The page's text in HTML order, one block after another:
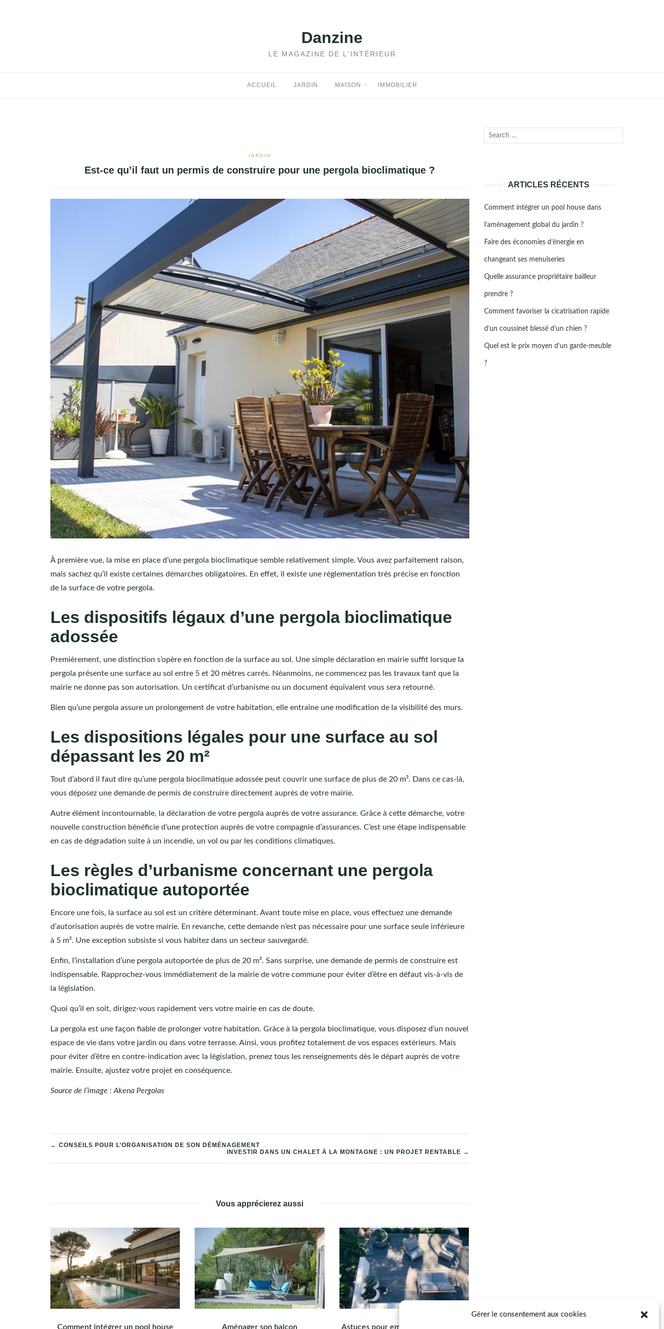
Gérer le consentement aux cookies
Danzine
LE MAGAZINE DE L'INTÉRIEUR
ACCUEIL JARDIN MAISON IMMOBILIER
JARDIN
Est-ce qu’il faut un permis de construire pour une pergola bioclimatique ?
À première vue, la mise en place d’une pergola bioclimatique semble relativement simple. Vous avez parfaitement raison,
mais sachez qu’il existe certaines démarches obligatoires. En effet, il existe une réglementation très précise en fonction
de la surface de votre pergola.
Les dispositifs légaux d’une pergola bioclimatique
adossée
Premièrement, une distinction s’opère en fonction de la surface au sol. Une simple déclaration en mairie suffit lorsque la
pergola présente une surface au sol entre 5 et 20 mètres carrés. Néanmoins, ne commencez pas les travaux tant que la
mairie ne donne pas son autorisation. Un certificat d’urbanisme ou un document équivalent vous sera retourné.
Bien qu’une pergola assure un prolongement de votre habitation, elle entraîne une modification de la visibilité des murs.
Les dispositions légales pour une surface au sol
dépassant les 20 m²
Tout d’abord il faut dire qu’une pergola bioclimatique adossée peut couvrir une surface de plus de 20 m². Dans ce cas-là,
vous déposez une demande de permis de construire directement auprès de votre mairie.
Autre élément incontournable, la déclaration de votre pergola auprès de votre assurance. Grâce à cette démarche, votre
nouvelle construction bénéficie d’une protection auprès de votre compagnie d’assurances. C’est une étape indispensable
en cas de dégradation suite à un incendie, un vol ou par les conditions climatiques.
Les règles d’urbanisme concernant une pergola
bioclimatique autoportée
Encore une fois, la surface au sol est un critère déterminant. Avant toute mise en place, vous effectuez une demande
d’autorisation auprès de votre mairie. En revanche, cette demande n’est pas nécessaire pour une surface seule inférieure
à 5 m². Une exception subsiste si vous habitez dans un secteur sauvegardé.
Enfin, l’installation d’une pergola autoportée de plus de 20 m². Sans surprise, une demande de permis de construire est
indispensable. Rapprochez-vous immédiatement de la mairie de votre commune pour éviter d’être en défaut vis-à-vis de
la législation.
Quoi qu’il en soit, dirigez-vous rapidement vers votre mairie en cas de doute.
La pergola est une façon fiable de prolonger votre habitation. Grâce à la pergola bioclimatique, vous disposez d’un nouvel
espace de vie dans votre jardin ou dans votre terrasse. Ainsi, vous profitez totalement de vos espaces extérieurs. Mais
pour éviter d’être en contre-indication avec la législation, prenez tous les renseignements dès le départ auprès de votre
mairie. Ensuite, ajustez votre projet en conséquence.
Source de l’image : Akena Pergolas
NAVIGATION
← CONSEILS POUR L’ORGANISATION DE SON DÉMÉNAGEMENT
INVESTIR DANS UN CHALET À LA MONTAGNE : UN PROJET RENTABLE →
Vous apprécierez aussi
Comment intégrer un pool house Aménager son balcon Astuces pour embellir son extérieur
Recherche
ARTICLES RÉCENTS
Comment intégrer un pool house dans
l’aménagement global du jardin ?
Faire des économies d’énergie en
changeant ses menuiseries
Quelle assurance propriétaire bailleur
prendre ?
Comment favoriser la cicatrisation rapide
d’un coussinet blessé d’un chien ?
Quel est le prix moyen d’un garde-meuble
?